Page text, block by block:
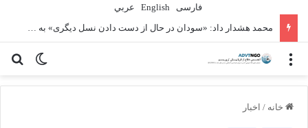
فارسی English
عربي
محمد هشدار داد: «سودان در حال از دست دادن نسل دیگری» به دلیل جنگ است
تغییر منو
خانه / اخبار